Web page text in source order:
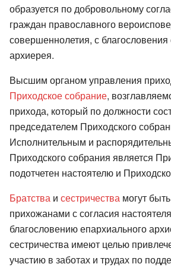
образуется по добровольному
граждан православного
совершеннолетия, с
архиерея.
Высшим органом управления
Приходское собрание,
прихода, который по должности
председателем Приходского
Исполнительным и
Приходского собрания является
подотчетен настоятелю и
Братства и сестричества могут
прихожанами с согласия
благословению епархиального
сестричества имеют целью
участию в заботах и трудах по